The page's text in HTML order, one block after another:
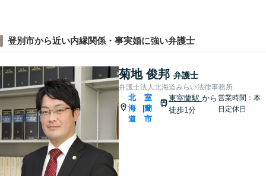
登別市から近い内縁関係・事実婚に強い弁護士
菊地 俊邦 弁護士
弁護士法人北海道みらい法律事務所
北
海
道
|
室
蘭
市
東室蘭駅 から
徒歩1分
営業時間：本
日定休日